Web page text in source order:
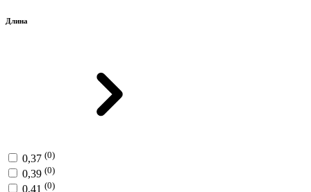
Длина
0,37 (0)
0,39 (0)
0,41 (0)